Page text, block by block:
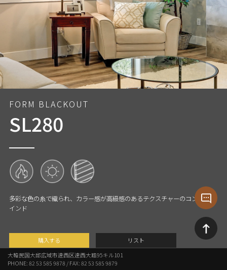
SL280
多彩な色の糸で織られ、カラー感が高級感のあるテクスチャーのコンビブラ
インド
購入する リスト
大韓民国大邱広域市達西区達西大路95キル101
PHONE: 82 53 585 9878 / FAX: 82 53 585 9879